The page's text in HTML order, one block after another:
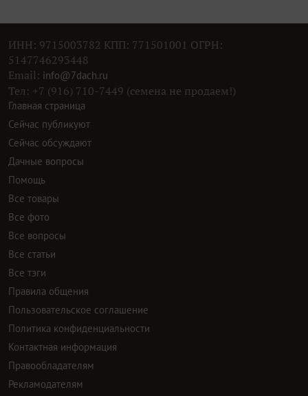
ИНН: 9715003782 КПП: 771501001 ОГРН:
5147746293448
Email: info@7dach.ru
Тел: +7 (916) 710-7449 (семена не продаем!)
Главная страница
Сейчас публикуют
Сейчас обсуждают
Дачные вопросы
Помощь
Все товары
Все фото
Все вопросы
Все статьи
Все тэги
Правила общения
Пользовательское соглашение
Политика конфиденциальности
Контактная информация
Правообладателям
Рекламодателям